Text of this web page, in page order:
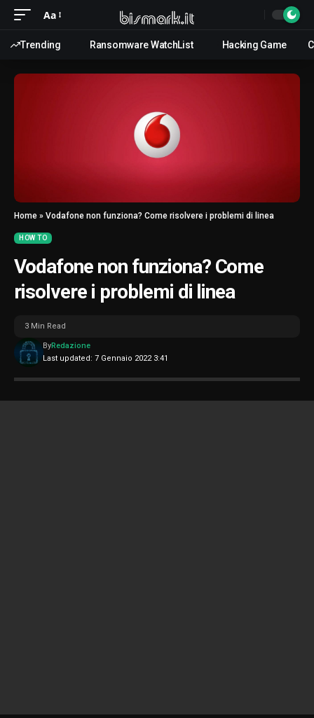
Aa
Trending Ransomware WatchList Hacking Game
Home » Vodafone non funziona? Come risolvere i problemi di linea
HOW TO
Vodafone non funziona? Come
risolvere i problemi di linea
Last updated: 7 Gennaio 2022 3:41
ByRedazione
3 Min Read